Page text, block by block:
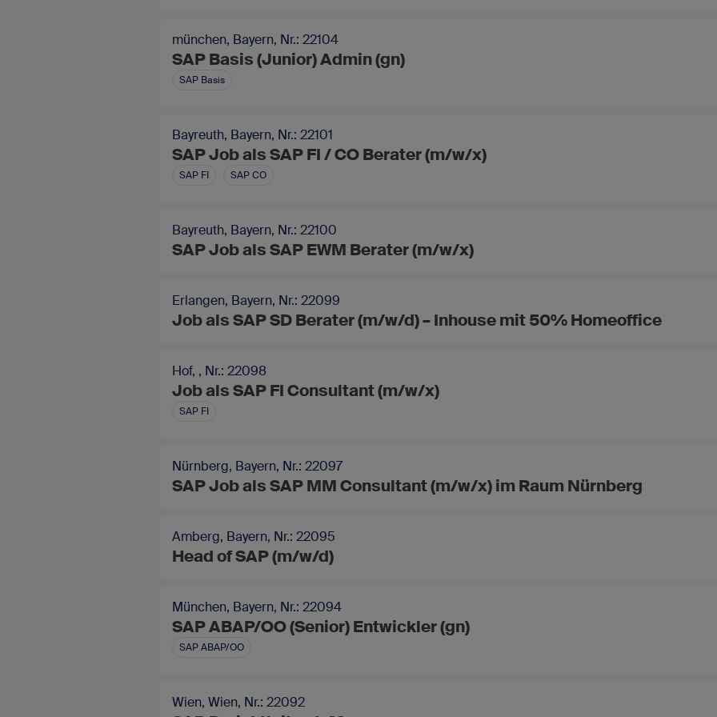
münchen, Bayern, Nr.: 22104
SAP Basis (Junior) Admin (gn)
SAP Basis
Bayreuth, Bayern, Nr.: 22101
SAP Job als SAP FI / CO Berater (m/w/x)
SAP FI SAP CO
Bayreuth, Bayern, Nr.: 22100
SAP Job als SAP EWM Berater (m/w/x)
Erlangen, Bayern, Nr.: 22099
Job als SAP SD Berater (m/w/d) – Inhouse mit 50% Homeoffice
Hof, , Nr.: 22098
Job als SAP FI Consultant (m/w/x)
SAP FI
Nürnberg, Bayern, Nr.: 22097
SAP Job als SAP MM Consultant (m/w/x) im Raum Nürnberg
Amberg, Bayern, Nr.: 22095
Head of SAP (m/w/d)
München, Bayern, Nr.: 22094
SAP ABAP/OO (Senior) Entwickler (gn)
SAP ABAP/OO
Wien, Wien, Nr.: 22092